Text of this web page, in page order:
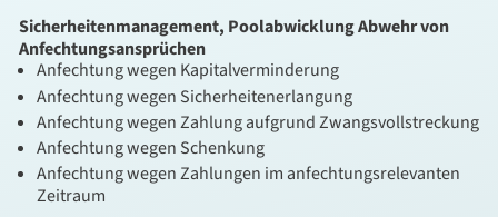
Sicherheitenmanagement, PoolabwicklungAbwehr von
Anfechtungsansprüchen
Anfechtung wegen Kapitalverminderung
Anfechtung wegen Sicherheitenerlangung
Anfechtung wegen Zahlung aufgrund Zwangsvollstreckung
Anfechtung wegen Schenkung
Anfechtung wegen Zahlungen im anfechtungsrelevanten
Zeitraum